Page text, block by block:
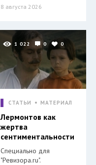
8 августа 2026
1 022 0 0
СТАТЬИ МАТЕРИАЛ
Лермонтов как
жертва
сентиментальности
Специально для
"Ревизора.ru".